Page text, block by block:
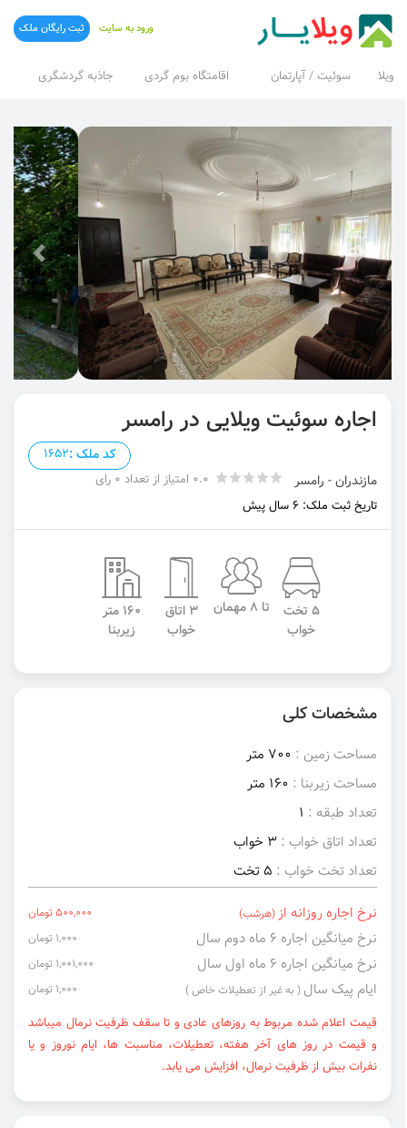
ویلا سوئیت / آپارتمان اقامتگاه بوم گردی جاذبه گردشگری
ورود به سایت ثبت رایگان ملک
اجاره سوئیت ویلایی در رامسر
کد ملک :1652
مازندران - رامسر
0.0 امتیاز از تعداد 0 رای
تاریخ ثبت ملک: 6 سال پیش
5 تخت
خواب
تا 8 مهمان
3 اتاق
خواب
160 متر
زیربنا
مشخصات کلی
مساحت زمین : 700 متر
مساحت زیربنا : 160 متر
تعداد طبقه : 1
تعداد اتاق خواب : 3 خواب
تعداد تخت خواب : 5 تخت
نرخ اجاره روزانه از (هرشب) 500,000 تومان
نرخ میانگین اجاره ۶ ماه دوم سال 1,000 تومان
نرخ میانگین اجاره ۶ ماه اول سال 1,001,000 تومان
ایام پیک سال ( به غیر از تعطیلات خاص ) 1,000 تومان
قیمت اعلام شده مربوط به روزهای عادی و تا سقف ظرفیت نرمال میباشد
و قیمت در روز های آخر هفته، تعطیلات، مناسبت ها، ایام نوروز و یا
نفرات بیش از ظرفیت نرمال، افزایش می یابد.